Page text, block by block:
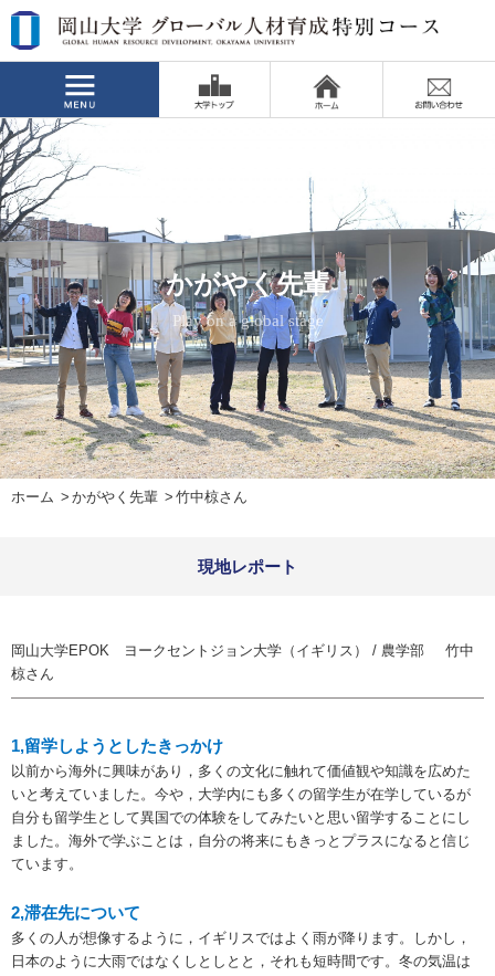
かがやく先輩
Play on a global stage
かがやく先輩
Play on a global stage
かがやく先輩
Play on a global stage
かがやく先輩
Play on a global stage
かがやく先輩
Play on a global stage
かがやく先輩
Play on a global stage
ホーム かがやく先輩 竹中椋さん
現地レポート
岡山大学EPOK ヨークセントジョン大学（イギリス） / 農学部
竹中
椋さん
1,留学しようとしたきっかけ
以前から海外に興味があり，多くの文化に触れて価値観や知識を広めた
いと考えていました。今や，大学内にも多くの留学生が在学しているが
自分も留学生として異国での体験をしてみたいと思い留学することにし
ました。海外で学ぶことは，自分の将来にもきっとプラスになると信じ
ています。
2,滞在先について
多くの人が想像するように，イギリスではよく雨が降ります。しかし，
日本のように大雨ではなくしとしとと，それも短時間です。冬の気温は